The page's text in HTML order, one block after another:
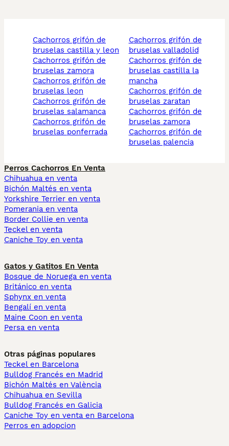
cachorros grifón de
bruselas castilla y leon
cachorros grifón de
bruselas zamora
cachorros grifón de
bruselas leon
cachorros grifón de
bruselas salamanca
cachorros grifón de
bruselas ponferrada
cachorros grifón de
bruselas valladolid
cachorros grifón de
bruselas castilla la
mancha
cachorros grifón de
bruselas zaratan
cachorros grifón de
bruselas zamora
cachorros grifón de
bruselas palencia
Perros Cachorros En Venta
Chihuahua en venta
Bichón Maltés en venta
Yorkshire Terrier en venta
Pomerania en venta
Border Collie en venta
Teckel en venta
Caniche Toy en venta
Gatos y Gatitos En Venta
Bosque de Noruega en venta
Británico en venta
Sphynx en venta
Bengalí en venta
Maine Coon en venta
Persa en venta
Otras páginas populares
Teckel en Barcelona
Bulldog Francés en Madrid
Bichón Maltés en València
Chihuahua en Sevilla
Bulldog Francés en Galicia
Caniche Toy en venta en Barcelona
Perros en adopcion